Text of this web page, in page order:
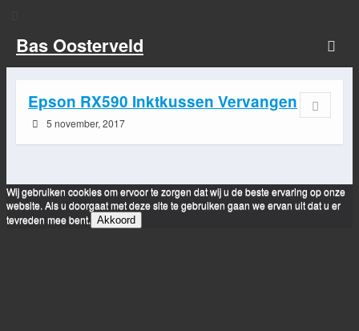
Bas Oosterveld
Epson RX590 Inktkussen Vervangen
5 november, 2017
Wij gebruiken cookies om ervoor te zorgen dat wij u de beste ervaring op onze
website. Als u doorgaat met deze site te gebruiken gaan we ervan uit dat u er
tevreden mee bent. Akkoord